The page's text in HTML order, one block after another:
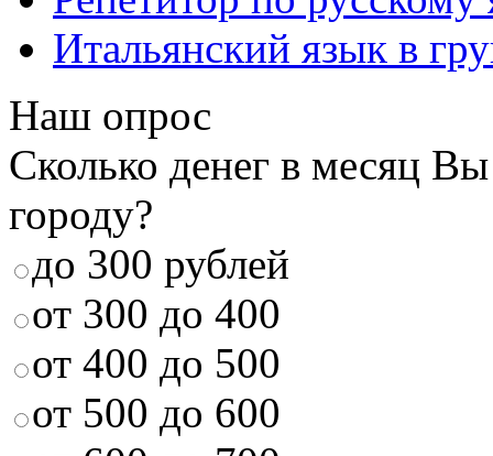
Итальянский язык в
Наш опрос
Сколько денег в месяц
городу?
до 300 рублей
от 300 до 400
от 400 до 500
от 500 до 600